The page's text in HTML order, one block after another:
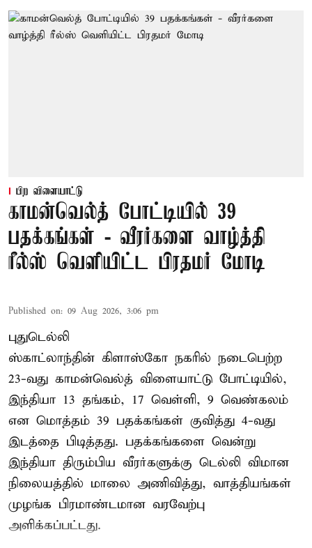
பிற விளையாட்டு
காமன்வெல்த் போட்டியில் 39
பதக்கங்கள் - வீரர்களை வாழ்த்தி
ரீல்ஸ் வெளியிட்ட பிரதமர் மோடி
Published on: 09 Aug 2026, 3:06 pm
புதுடெல்லி
ஸ்காட்லாந்தின் கிளாஸ்கோ நகரில் நடைபெற்ற
23-வது காமன்வெல்த் விளையாட்டு போட்டியில்,
இந்தியா 13 தங்கம், 17 வெள்ளி, 9 வெண்கலம்
என மொத்தம் 39 பதக்கங்கள் குவித்து 4-வது
இடத்தை பிடித்தது. பதக்கங்களை வென்று
இந்தியா திரும்பிய வீரர்களுக்கு டெல்லி விமான
நிலையத்தில் மாலை அணிவித்து, வாத்தியங்கள்
முழங்க பிரமாண்டமான வரவேற்பு
அளிக்கப்பட்டது.